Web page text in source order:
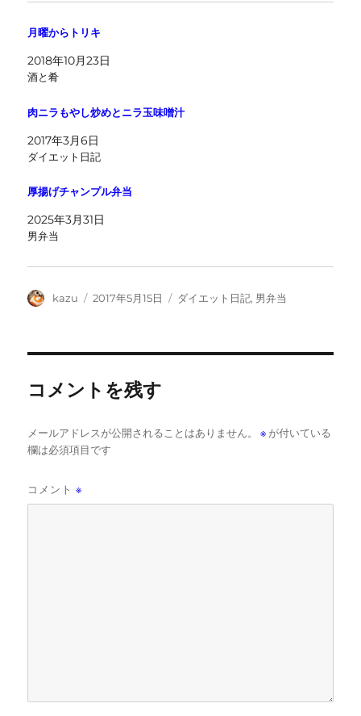
月曜からトリキ
2018年10月23日
酒と肴
肉ニラもやし炒めとニラ玉味噌汁
2017年3月6日
ダイエット日記
厚揚げチャンプル弁当
2025年3月31日
男弁当
投
kazu
投
2017年5月15日
カ
ダイエット日記, 男弁当
コメントを残す
メールアドレスが公開されることはありません。 ※が付いている
欄は必須項目です
コメント※